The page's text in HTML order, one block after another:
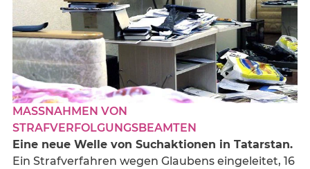
MASSNAHMEN VON S
TRAFVERFOLGUNGSBEAMTEN
Eine neue Welle von Suchaktionen in Tatarstan.
Ein Strafverfahren wegen Glaubens eingeleitet, 16